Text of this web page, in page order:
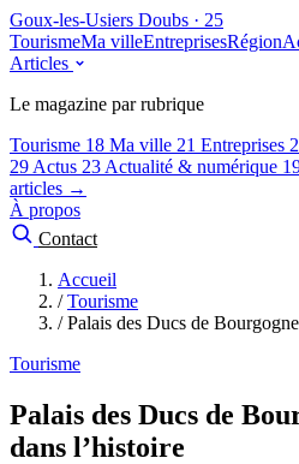
Goux-les-Usiers Doubs · 25
TourismeMa villeEntreprisesRégion
Articles
Le magazine par rubrique
Tourisme 18 Ma ville 21 Entreprises
29 Actus 23 Actualité & numérique
articles →
À propos
Contact
Accueil
/ Tourisme
/ Palais des Ducs de
Tourisme
Palais des Ducs de
dans l’histoire